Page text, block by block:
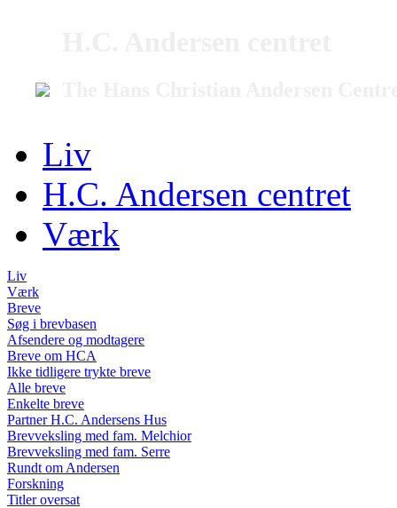
Liv
H.C. Andersen centret
Værk
Liv
Værk
Breve
Søg i brevbasen
Afsendere og modtagere
Breve om HCA
Ikke tidligere trykte breve
Alle breve
Enkelte breve
Partner H.C. Andersens Hus
Brevveksling med fam. Melchior
Brevveksling med fam. Serre
Rundt om Andersen
Forskning
Titler oversat